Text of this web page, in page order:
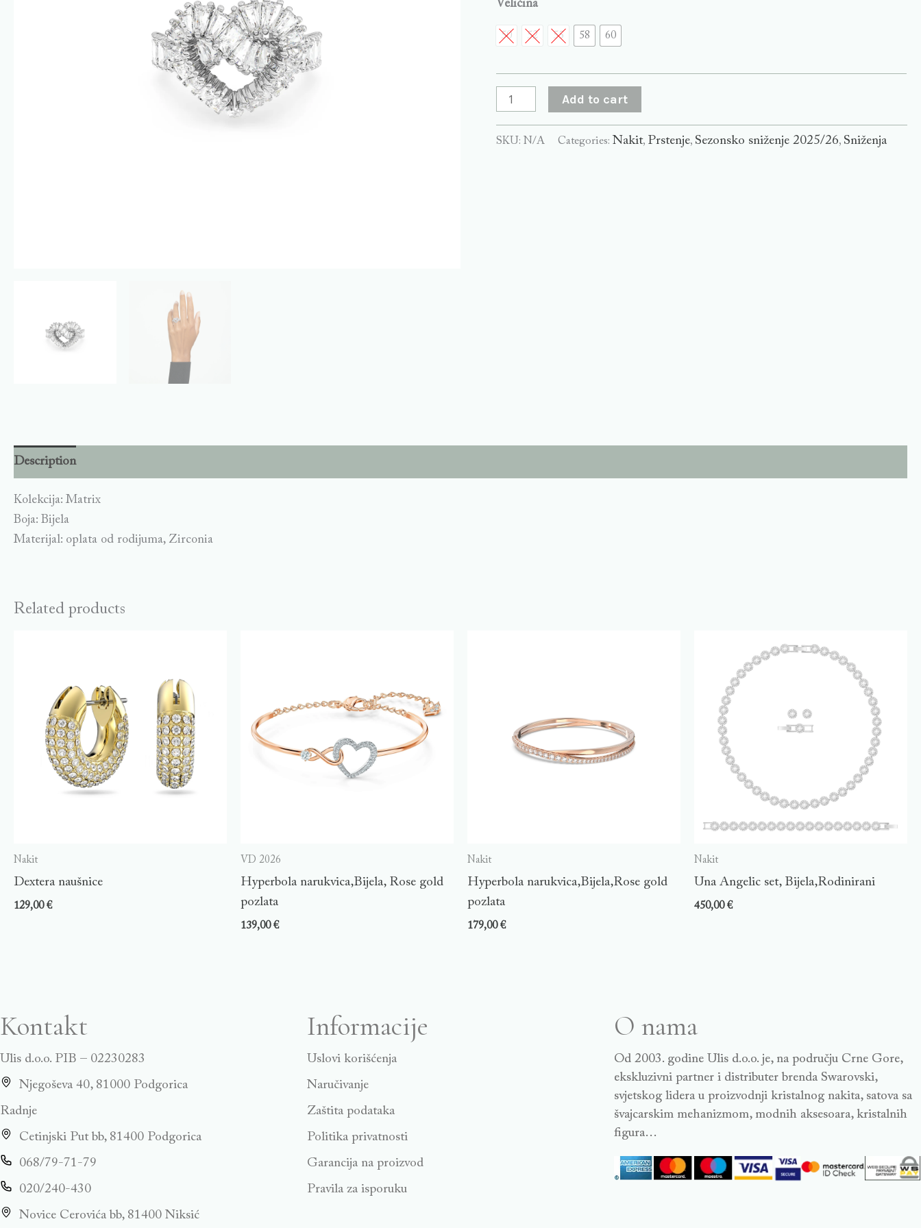
Veličina
50 52 55 58 60
Add to cart
SKU:N/A Categories:Nakit, Prstenje, Sezonsko sniženje 2025/26, Sniženja
Description
Kolekcija: Matrix
Boja: Bijela
Materijal: oplata od rodijuma, Zirconia
Related products
Nakit
Dextera naušnice
129,00€
VD 2026
Hyperbola narukvica,Bijela, Rose gold
pozlata
139,00€
Nakit
Hyperbola narukvica,Bijela,Rose gold
pozlata
179,00€
Nakit
Una Angelic set, Bijela,Rodinirani
450,00€
Kontakt
Ulis d.o.o. PIB – 02230283
Njegoševa 40, 81000 Podgorica
Radnje
Cetinjski Put bb, 81400 Podgorica
068/79-71-79
020/240-430
Novice Cerovića bb, 81400 Niksić
Informacije
Uslovi korišćenja
Naručivanje
Zaštita podataka
Politika privatnosti
Garancija na proizvod
Pravila za isporuku
O nama
Od 2003. godine Ulis d.o.o. je, na području Crne Gore,
ekskluzivni partner i distributer brenda Swarovski,
svjetskog lidera u proizvodnji kristalnog nakita, satova sa
švajcarskim mehanizmom, modnih aksesoara, kristalnih
figura…